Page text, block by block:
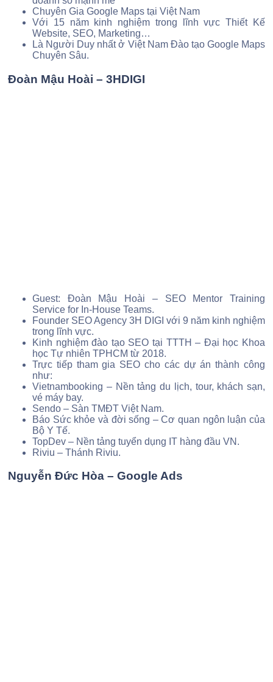
Chuyên Gia Google Maps tại Việt Nam
Với 15 năm kinh nghiệm trong lĩnh vực Thiết Kế
Website, SEO, Marketing…
Là Người Duy nhất ở Việt Nam Đào tạo Google Maps
Chuyên Sâu.
Đoàn Mậu Hoài – 3HDIGI
Guest: Đoàn Mậu Hoài – SEO Mentor Training
Service for In-House Teams.
Founder SEO Agency 3H DIGI với 9 năm kinh nghiệm
trong lĩnh vực.
Kinh nghiệm đào tạo SEO tại TTTH – Đại học Khoa
học Tự nhiên TPHCM từ 2018.
Trực tiếp tham gia SEO cho các dự án thành công
như:
Vietnambooking – Nền tảng du lịch, tour, khách sạn,
vé máy bay.
Sendo – Sàn TMĐT Việt Nam.
Báo Sức khỏe và đời sống – Cơ quan ngôn luận của
Bộ Y Tế.
TopDev – Nền tảng tuyển dụng IT hàng đầu VN.
Riviu – Thánh Riviu.
Nguyễn Đức Hòa – Google Ads